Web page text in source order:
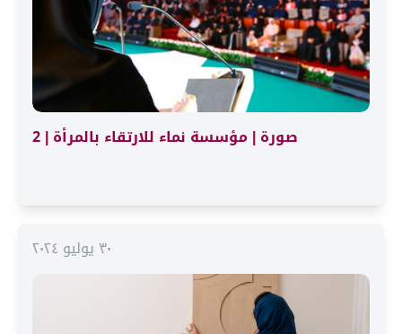
صورة | مؤسسة نماء للارتقاء بالمرأة | 2
٣٠ يوليو ٢٠٢٤